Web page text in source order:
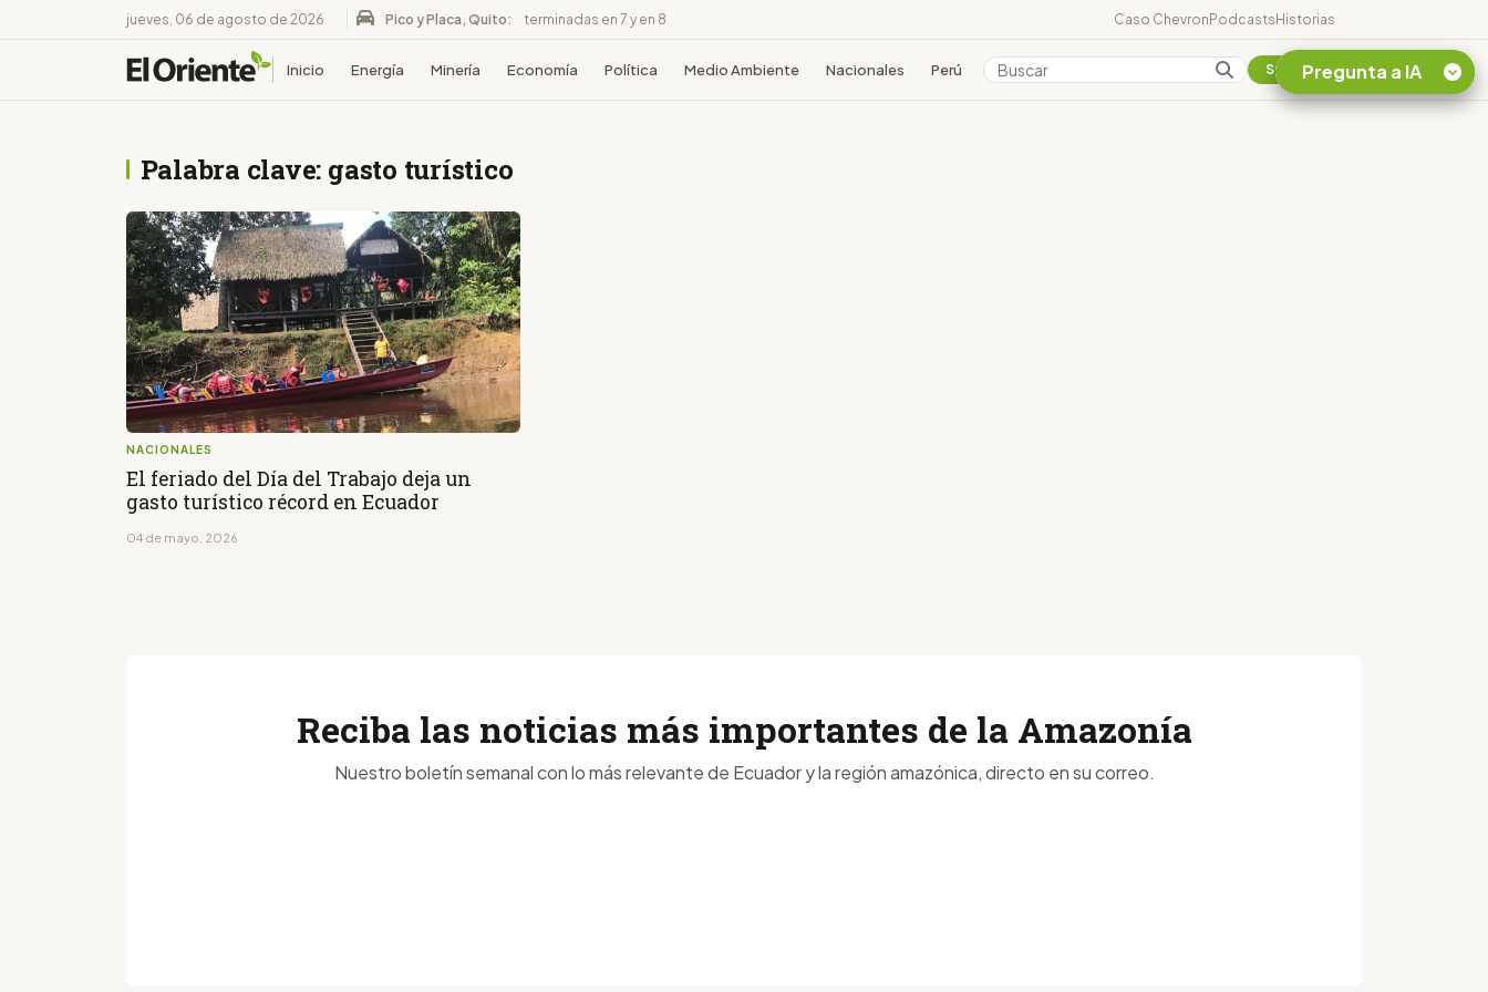
jueves, 06 de agosto de 2026 Pico y Placa, Quito: terminadas en 7 y en 8 Caso ChevronPodcastsHistorias
Inicio Energía Minería Economía Política Medio Ambiente Nacionales Perú Colombia Suscribirse
Palabra clave: gasto turístico
NACIONALES
El feriado del Día del Trabajo deja un
gasto turístico récord en Ecuador
04 de mayo, 2026
Pregunta a IA
Reciba las noticias más importantes de la Amazonía
Nuestro boletín semanal con lo más relevante de Ecuador y la región amazónica, directo en su correo.